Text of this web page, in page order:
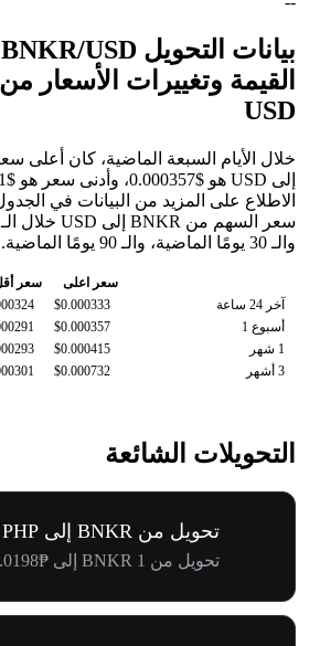
USD
الاطلاع على المزيد من البيانات في
والـ 30 يومًا الماضية، والـ 90 يومًا الماضية.
سعر اعلى سعر
آخر 24 ساعة
$0.000333
أسبوع 1
$0.000357
1 شهر
$0.000415
3 أشهر
$0.000732
التحويلات الشائعة
تحويل من BNKR إلى PHP
تحويل من 1 BNKR إلى ₱0.0198